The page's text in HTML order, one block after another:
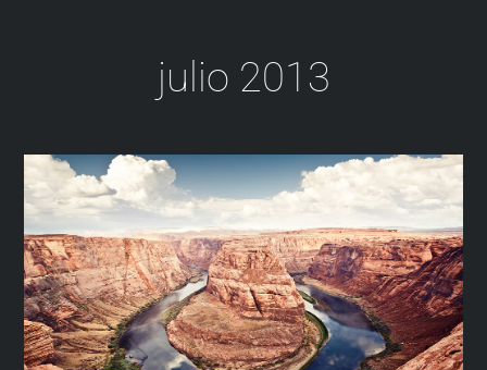
julio 2013